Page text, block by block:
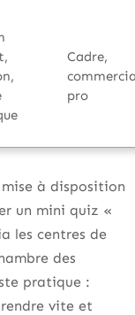
Cadre,
pro
à disposition
un mini quiz «
les centres de
des
pratique :
vite et